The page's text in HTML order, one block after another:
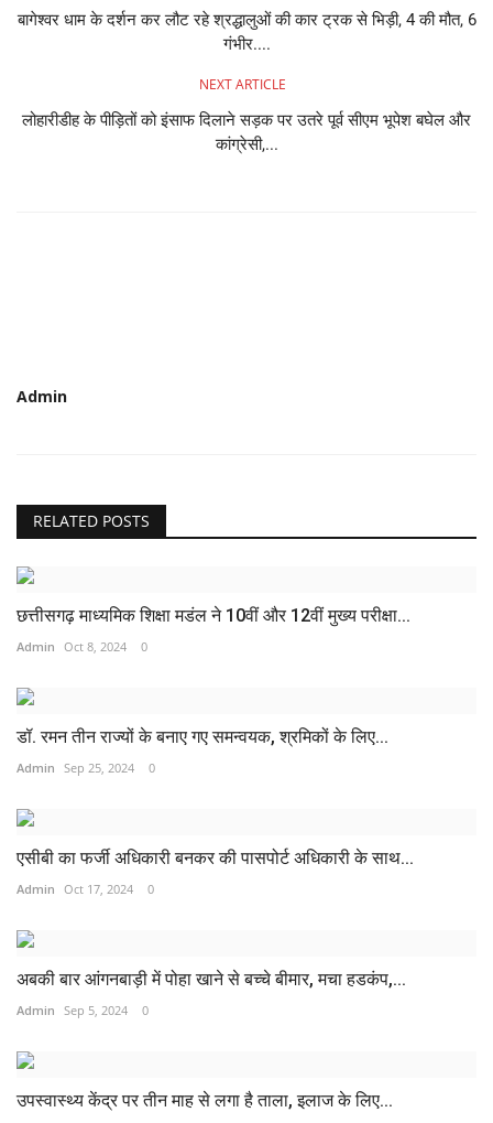
बागेश्वर धाम के दर्शन कर लौट रहे श्रद्धालुओं की कार ट्रक से भिड़ी, 4 की मौत, 6
गंभीर....
NEXT ARTICLE
लोहारीडीह के पीड़ितों को इंसाफ दिलाने सड़क पर उतरे पूर्व सीएम भूपेश बघेल और
कांग्रेसी,...
Admin
RELATED POSTS
छत्तीसगढ़ माध्यमिक शिक्षा मडंल ने 10वीं और 12वीं मुख्य परीक्षा...
Admin Oct 8, 2024 0
डॉ. रमन तीन राज्यों के बनाए गए समन्वयक, श्रमिकों के लिए...
Admin Sep 25, 2024 0
एसीबी का फर्जी अधिकारी बनकर की पासपोर्ट अधिकारी के साथ...
Admin Oct 17, 2024 0
अबकी बार आंगनबाड़ी में पोहा खाने से बच्चे बीमार, मचा हडकंप,...
Admin Sep 5, 2024 0
उपस्वास्थ्य केंद्र पर तीन माह से लगा है ताला, इलाज के लिए...